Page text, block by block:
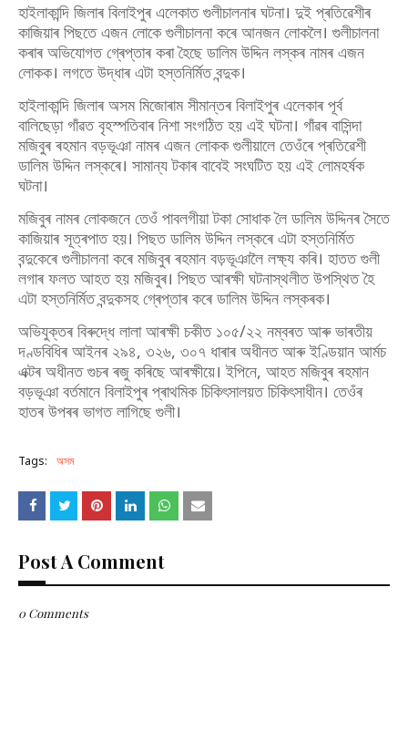
হাইলাকান্দি জিলাৰ বিলাইপুৰ এলেকাত গুলীচালনাৰ ঘটনা। দুই প্ৰতিৱেশীৰ
কাজিয়াৰ পিছতে এজন লোকে গুলীচালনা কৰে আনজন লোকলৈ। গুলীচালনা
কৰাৰ অভিযোগত গ্ৰেপ্তাৰ কৰা হৈছে ডালিম উদ্দিন লস্কৰ নামৰ এজন
লোকক। লগতে উদ্ধাৰ এটা হস্তনিৰ্মিত বন্দুক।
হাইলাকান্দি জিলাৰ অসম মিজোৰাম সীমান্তৰ বিলাইপুৰ এলেকাৰ পূৰ্ব
বালিছেড়া গাঁৱত বৃহস্পতিবাৰ নিশা সংগঠিত হয় এই ঘটনা। গাঁৱৰ বাসিন্দা
মজিবুৰ ৰহমান বড়ভূঞা নামৰ এজন লোকক গুলীয়ালে তেওঁৰে প্ৰতিৱেশী
ডালিম উদ্দিন লস্কৰে। সামান্য টকাৰ বাবেই সংঘটিত হয় এই লোমহৰ্ষক
ঘটনা।
মজিবুৰ নামৰ লোকজনে তেওঁ পাবলগীয়া টকা সোধাক লৈ ডালিম উদ্দিনৰ সৈতে
কাজিয়াৰ সূত্ৰপাত হয়। পিছত ডালিম উদ্দিন লস্কৰে এটা হস্তনিৰ্মিত
বন্দুকেৰে গুলীচালনা কৰে মজিবুৰ ৰহমান বড়ভূঞালৈ লক্ষ্য কৰি। হাতত গুলী
লগাৰ ফলত আহত হয় মজিবুৰ। পিছত আৰক্ষী ঘটনাস্থলীত উপস্থিত হৈ
এটা হস্তনিৰ্মিত বন্দুকসহ গ্ৰেপ্তাৰ কৰে ডালিম উদ্দিন লস্কৰক।
অভিযুক্তৰ বিৰুদ্ধে লালা আৰক্ষী চকীত ১০৫/২২ নম্বৰত আৰু ভাৰতীয়
দণ্ডবিধিৰ আইনৰ ২৯৪, ৩২৬, ৩০৭ ধাৰাৰ অধীনত আৰু ইণ্ডিয়ান আৰ্মচ
এক্টৰ অধীনত গুচৰ ৰজু কৰিছে আৰক্ষীয়ে। ইপিনে, আহত মজিবুৰ ৰহমান
বড়ভূঞা বৰ্তমানে বিলাইপুৰ প্ৰাথমিক চিকিৎসালয়ত চিকিৎসাধীন। তেওঁৰ
হাতৰ উপৰৰ ভাগত লাগিছে গুলী।
Tags: অসম
Post A Comment
0 Comments